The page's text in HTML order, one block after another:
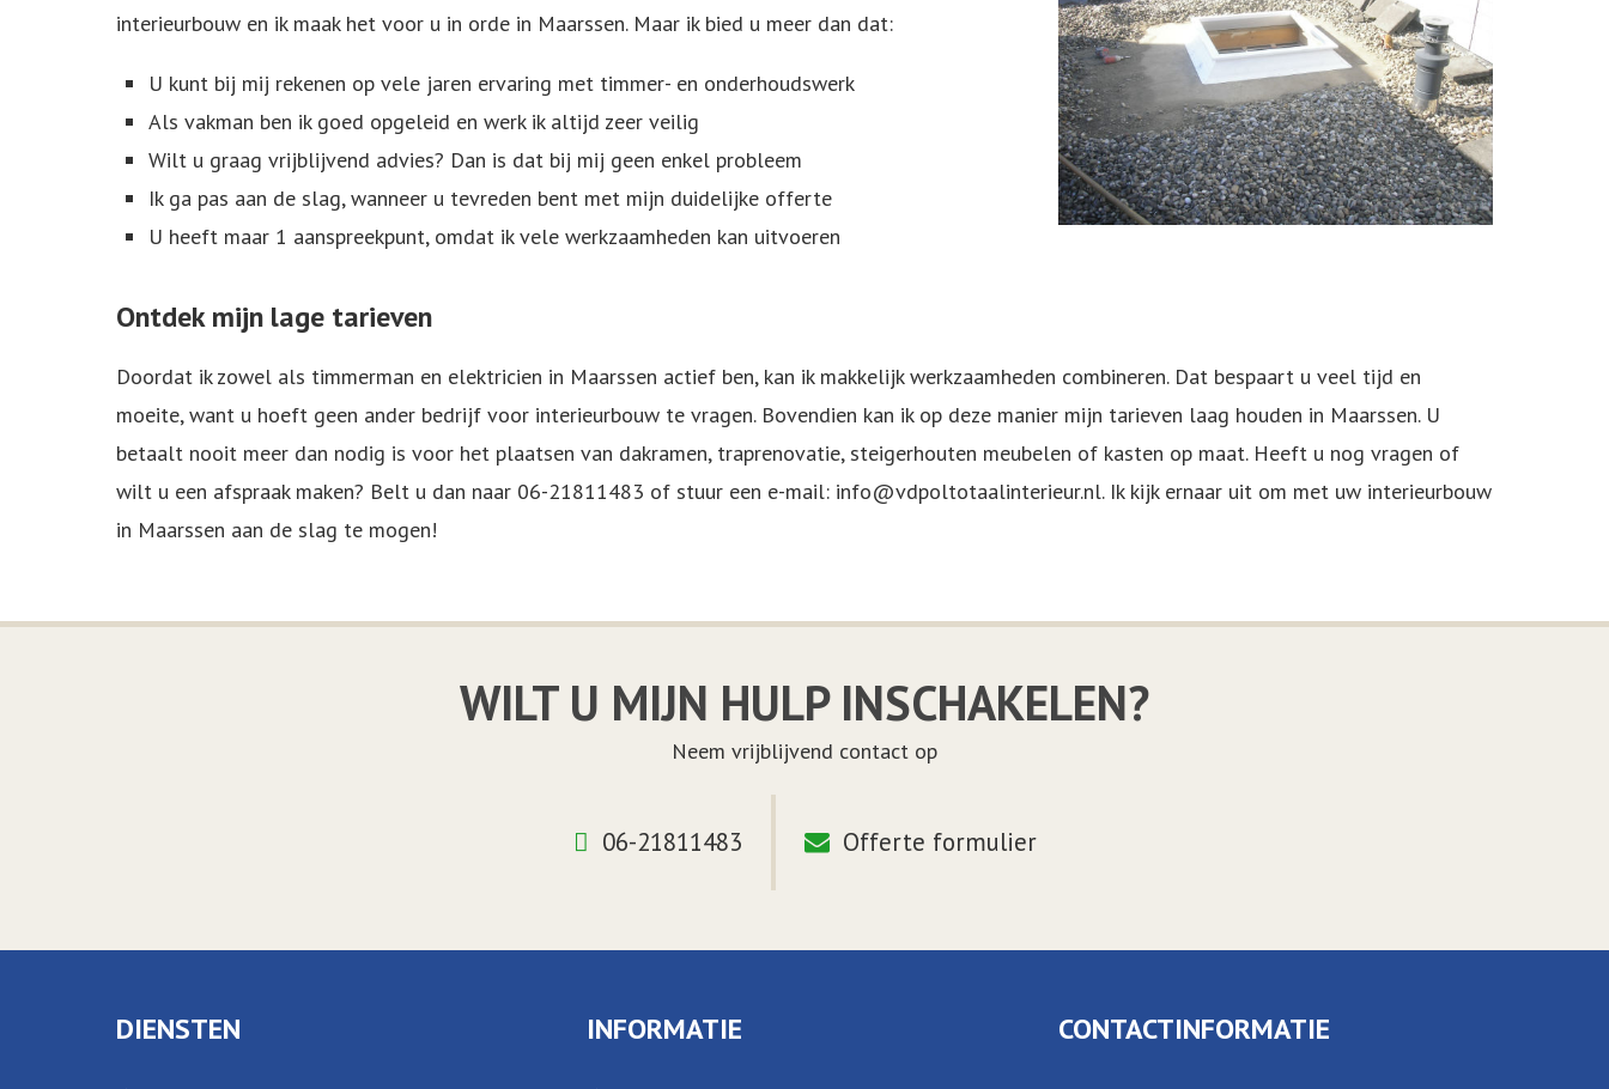
interieurbouw en ik maak het voor u in orde in Maarssen. Maar ik bied u meer dan dat:
U kunt bij mij rekenen op vele jaren ervaring met timmer- en onderhoudswerk
Als vakman ben ik goed opgeleid en werk ik altijd zeer veilig
Wilt u graag vrijblijvend advies? Dan is dat bij mij geen enkel probleem
Ik ga pas aan de slag, wanneer u tevreden bent met mijn duidelijke offerte
U heeft maar 1 aanspreekpunt, omdat ik vele werkzaamheden kan uitvoeren
Ontdek mijn lage tarieven
Doordat ik zowel als timmerman en elektricien in Maarssen actief ben, kan ik makkelijk werkzaamheden combineren. Dat bespaart u veel tijd en
moeite, want u hoeft geen ander bedrijf voor interieurbouw te vragen. Bovendien kan ik op deze manier mijn tarieven laag houden in Maarssen. U
betaalt nooit meer dan nodig is voor het plaatsen van dakramen, traprenovatie, steigerhouten meubelen of kasten op maat. Heeft u nog vragen of
wilt u een afspraak maken? Belt u dan naar 06-21811483 of stuur een e-mail: info@vdpoltotaalinterieur.nl. Ik kijk ernaar uit om met uw interieurbouw
in Maarssen aan de slag te mogen!
WILT U MIJN HULP INSCHAKELEN?
Neem vrijblijvend contact op
06-21811483 Offerte formulier
DIENSTEN INFORMATIE CONTACTINFORMATIE